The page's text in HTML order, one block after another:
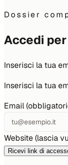
Dossier
Accedi
Inserisci la tua
Inserisci la tua
Email
Website (lascia
Ricevi link di